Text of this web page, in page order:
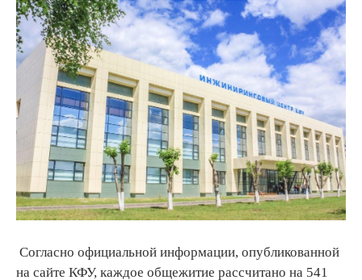
Согласно официальной информации, опубликованной
на сайте КФУ, каждое общежитие рассчитано на 541